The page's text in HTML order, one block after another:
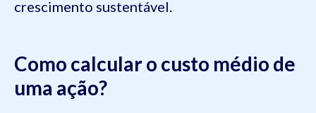
crescimento sustentável.
Como calcular o custo médio de
uma ação?